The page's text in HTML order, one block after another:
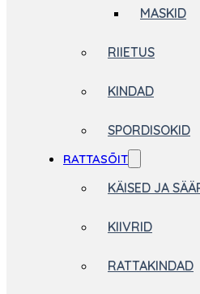
MASKID
RIIETUS
KINDAD
SPORDISOKID
RATTASÕIT
KÄISED JA
KIIVRID
RATTAKINDAD